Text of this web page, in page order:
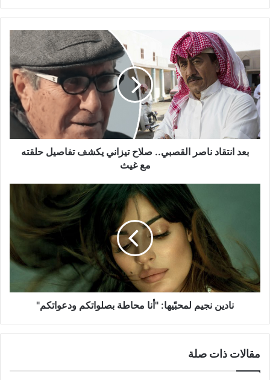
انتقاد
ناصر
القصبي..
صلاح
تيزاني
يكشف
تفاصيل
حلقته
بعد انتقاد ناصر القصبي.. صلاح تيزاني يكشف تفاصيل حلقته
مع غيث
بصلواتكم
ودعواتكم"
نادين نجيم لمحبّيها: "أنا محاطة بصلواتكم ودعواتكم"
مقالات ذات صلة